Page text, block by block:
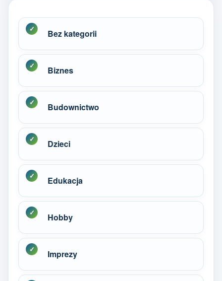
Bez kategorii
Biznes
Budownictwo
Dzieci
Edukacja
Hobby
Imprezy